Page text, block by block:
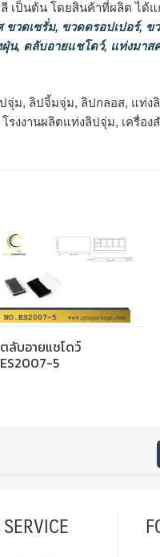
ลี เป็นต้น โดยสินค้าที่ผลิต ได้
ขวดเซรั่ม, ขวดดรอปเปอร์, ข
น, ตลับอายแชโดว์, แท่งมาส
ปจุ่ม, ลิปจิ้มจุ่ม, ลิปกลอส, แ
งานผลิตแท่งลิปจุ่ม, เครื่อง
ตลับอายแชโดว์
ES2007-5